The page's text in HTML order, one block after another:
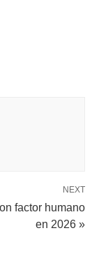
NEXT
factor humano
en 2026 »